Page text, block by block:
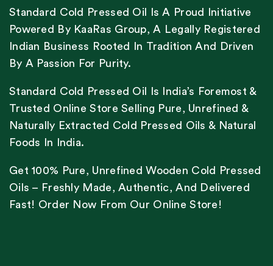
Standard Cold Pressed Oil Is A Proud Initiative
Powered By KaaRas Group, A Legally Registered
Indian Business Rooted In Tradition And Driven
By A Passion For Purity.
Standard Cold Pressed Oil Is India’s Foremost &
Trusted Online Store Selling Pure, Unrefined &
Naturally Extracted Cold Pressed Oils & Natural
Foods In India.
Get 100% Pure, Unrefined Wooden Cold Pressed
Oils – Freshly Made, Authentic, And Delivered
Fast! Order Now From Our Online Store!